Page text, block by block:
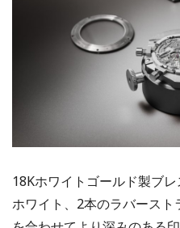
18Kホワイトゴールド製ブ
ホワイト、2本のラバース